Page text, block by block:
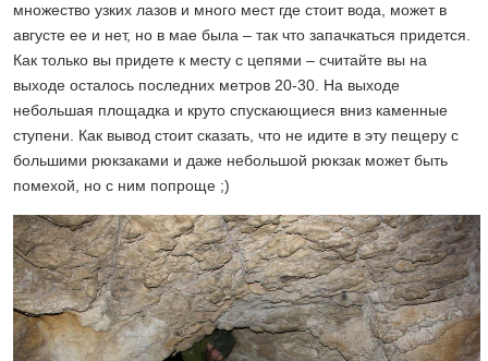
множество узких лазов и много мест где стоит вода, может в
августе ее и нет, но в мае была – так что запачкаться придется.
Как только вы придете к месту с цепями – считайте вы на
выходе осталось последних метров 20-30. На выходе
небольшая площадка и круто спускающиеся вниз каменные
ступени. Как вывод стоит сказать, что не идите в эту пещеру с
большими рюкзаками и даже небольшой рюкзак может быть
помехой, но с ним попроще ;)